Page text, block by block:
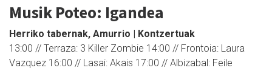
Musik Poteo: Igandea
Herriko tabernak, Amurrio | Kontzertuak
13:00 // Terraza: 3 Killer Zombie 14:00 // Frontoia: Laura
Vazquez 16:00 // Lasai: Akais 17:00 // Albizabal: Feile